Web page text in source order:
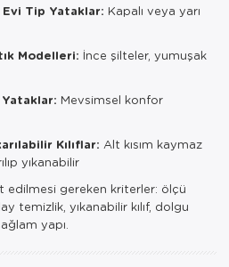
Tip Yataklar: Kapalı veya yarı
Modelleri: İnce şilteler, yumuşak
Yataklar: Mevsimsel konfor
Kılıflar: Alt kısım kaymaz
yıkanabilir
edilmesi gereken kriterler: ölçü
temizlik, yıkanabilir kılıf, dolgu
yapı.